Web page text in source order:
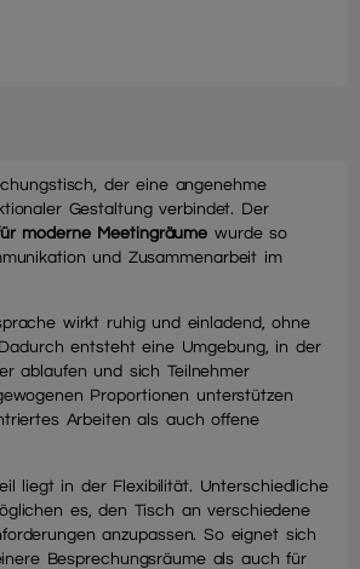
der eine angenehme
Gestaltung verbindet. Der
moderne Meetingräume wurde so
und Zusammenarbeit im
wirkt ruhig und einladend, ohne
entsteht eine Umgebung, in der
ablaufen und sich Teilnehmer
Proportionen unterstützen
Arbeiten als auch offene
liegt in der Flexibilität. Unterschiedliche
es, den Tisch an verschiedene
anzupassen. So eignet sich
Besprechungsräume als auch für